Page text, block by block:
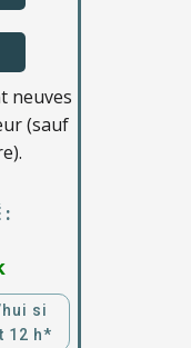
neuves
(sauf
:
si
12 h*